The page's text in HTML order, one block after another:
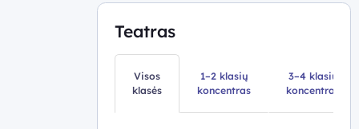
Teatras
Visos
klasės
1–2 klasių
koncentras
3–4 klasių
koncentras